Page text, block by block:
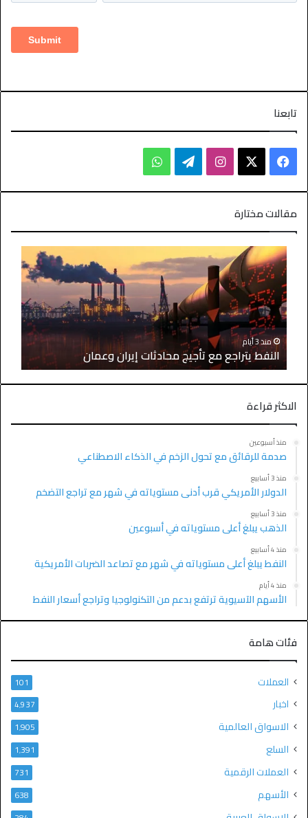
تابعنا
مقالات مختارة
منذ 3 أيام
النفط يتراجع مع تأجيج محادثات إيران وعمان
الاكثر قراءة
منذ أسبوعين
صدمة للرقائق مع تحول الزخم في الذكاء الاصطناعي
منذ 3 أسابيع
الدولار الأمريكي قرب أدنى مستوياته في شهر مع تراجع التضخم
منذ 3 أسابيع
الذهب يبلغ أعلى مستوياته في أسبوعين
منذ 4 أسابيع
النفط يبلغ أعلى مستوياته في شهر مع تصاعد الضربات الأمريكية
منذ 4 أيام
الأسهم الآسيوية ترتفع بدعم من التكنولوجيا وتراجع أسعار النفط
فئات هامة
العملات 101
اخبار 4٬937
الاسواق العالمية 1٬905
السلع 1٬391
العملات الرقمية 731
الأسهم 638